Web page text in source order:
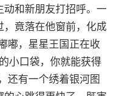
动和新朋友打招呼。一
竟落在他窗前，化成
嘟，星星王国正在收
小口袋，你就能获得
还有一个绣着银河图